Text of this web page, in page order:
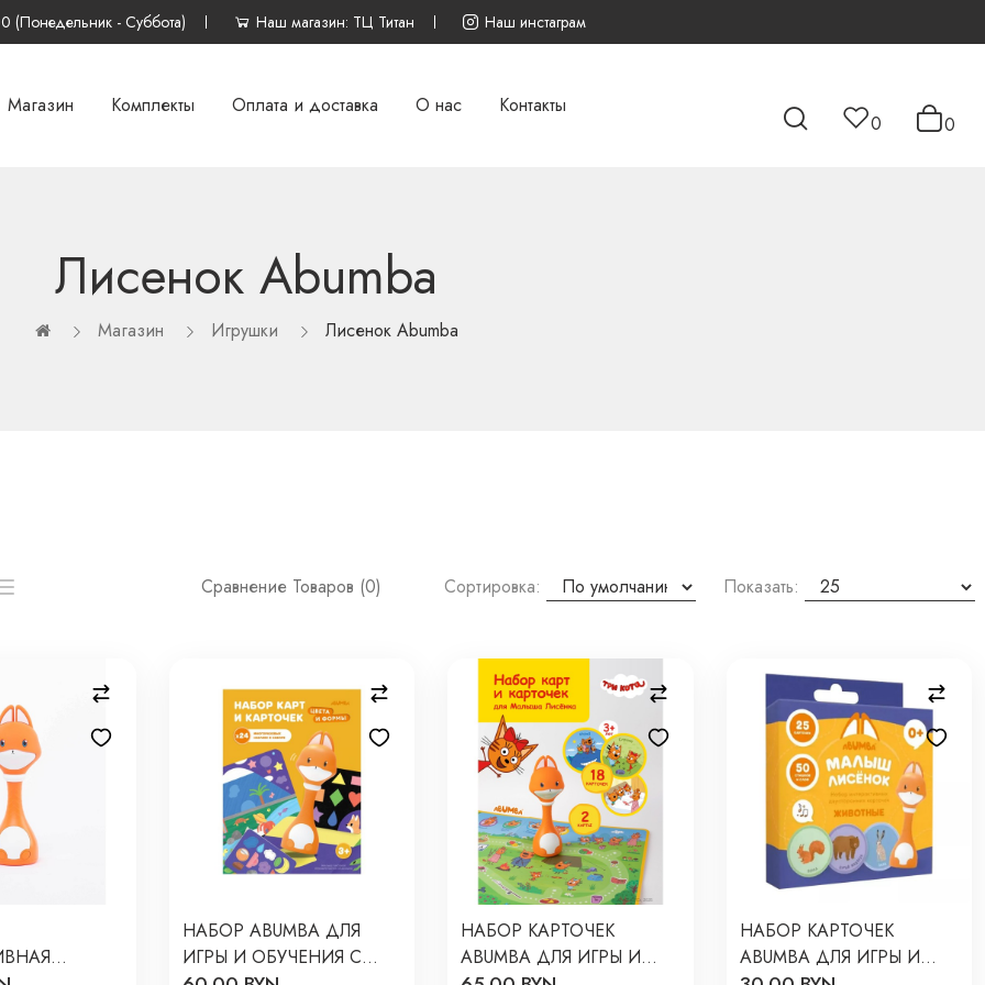
(Понедельник - Суббота) Наш магазин: ТЦ Титан Наш инстаграм
Магазин Комплекты Оплата и доставка О нас Контакты
0 0
Лисенок Abumba
Магазин Игрушки Лисенок Abumba
Сравнение Товаров (0) Сортировка: Показать:
НАБОР ABUMBA ДЛЯ
ИГРЫ И ОБУЧЕНИЯ С
НАБОР КАРТОЧЕК
ABUMBA ДЛЯ ИГРЫ И
НАБОР КАРТОЧЕК
ABUMBA ДЛЯ ИГРЫ И